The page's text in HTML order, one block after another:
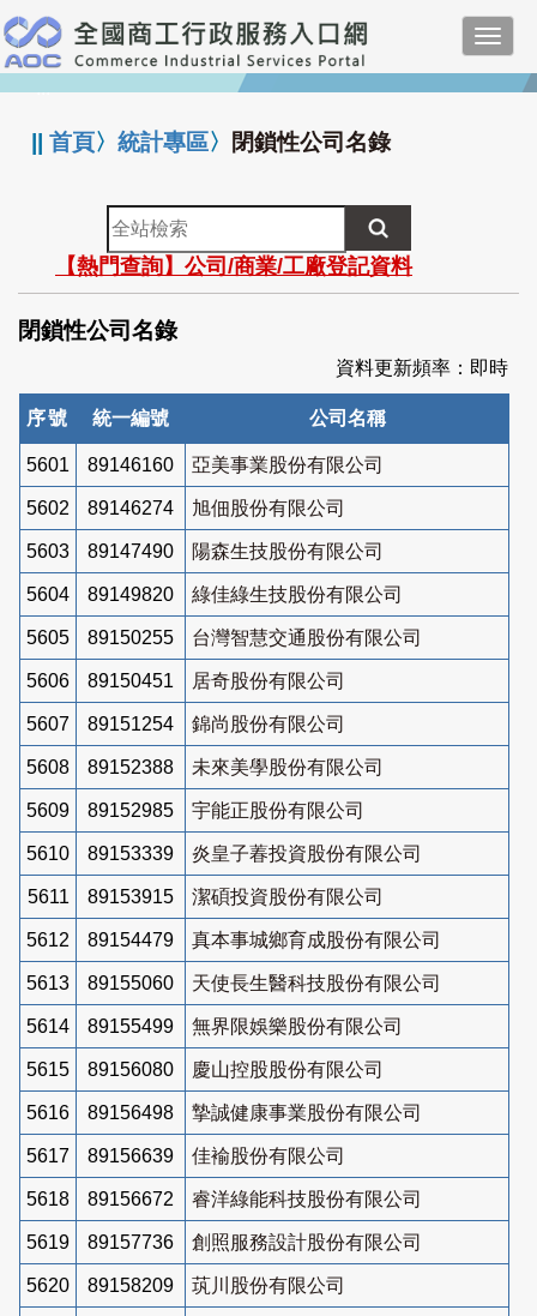
跳
到
主
要
:::
||首頁〉統計專區〉 閉鎖性公司名錄
全
站
檢
索
【熱門查詢】公司/商業/工廠登記資料
閉鎖性公司名錄
資料更新頻率：即時
序號 統一編號 公司名稱
5601 89146160 亞美事業股份有限公司
5602 89146274 旭佃股份有限公司
5603 89147490 陽森生技股份有限公司
5604 89149820 綠佳綠生技股份有限公司
5605 89150255 台灣智慧交通股份有限公司
5606 89150451 居奇股份有限公司
5607 89151254 錦尚股份有限公司
5608 89152388 未來美學股份有限公司
5609 89152985 宇能正股份有限公司
5610 89153339 炎皇子萶投資股份有限公司
5611 89153915 潔碩投資股份有限公司
5612 89154479 真本事城鄉育成股份有限公司
5613 89155060 天使長生醫科技股份有限公司
5614 89155499 無界限娛樂股份有限公司
5615 89156080 慶山控股股份有限公司
5616 89156498 摯誠健康事業股份有限公司
5617 89156639 佳褕股份有限公司
5618 89156672 睿洋綠能科技股份有限公司
5619 89157736 創照服務設計股份有限公司
5620 89158209 茿川股份有限公司